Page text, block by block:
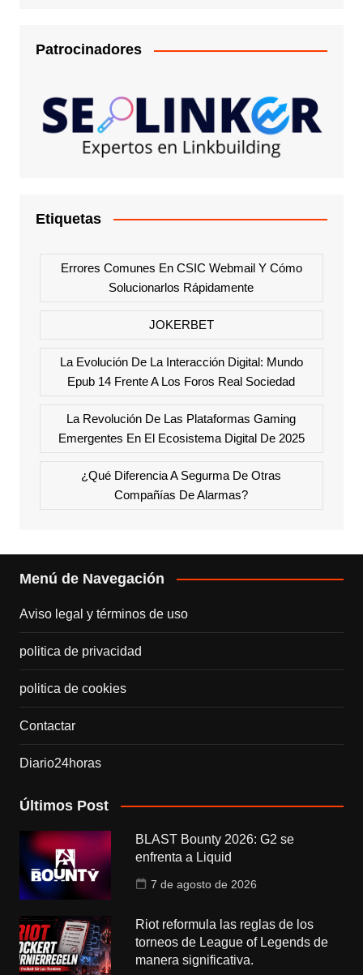
Patrocinadores
Etiquetas
Errores Comunes En CSIC Webmail Y Cómo
Solucionarlos Rápidamente
JOKERBET
La Evolución De La Interacción Digital: Mundo
Epub 14 Frente A Los Foros Real Sociedad
La Revolución De Las Plataformas Gaming
Emergentes En El Ecosistema Digital De 2025
¿Qué Diferencia A Segurma De Otras
Compañías De Alarmas?
Menú de Navegación
Aviso legal y términos de uso
politica de privacidad
politica de cookies
Contactar
Diario24horas
Últimos Post
BLAST Bounty 2026: G2 se
enfrenta a Liquid
7 de agosto de 2026
Riot reformula las reglas de los
torneos de League of Legends de
manera significativa.